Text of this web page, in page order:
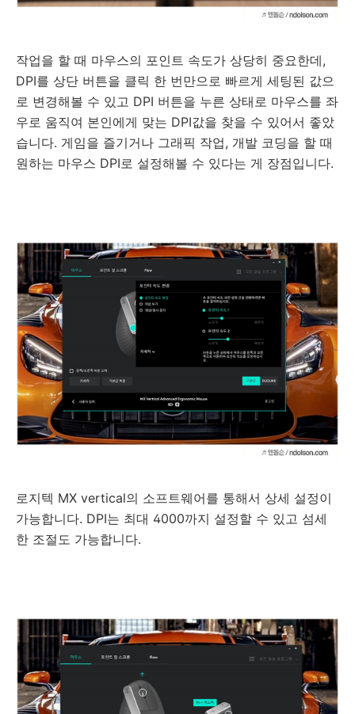
작업을 할 때 마우스의 포인트 속도가 상당히 중요한데,
DPI를 상단 버튼을 클릭 한 번만으로 빠르게 세팅된 값으
로 변경해볼 수 있고 DPI 버튼을 누른 상태로 마우스를 좌
우로 움직여 본인에게 맞는 DPI값을 찾을 수 있어서 좋았
습니다. 게임을 즐기거나 그래픽 작업, 개발 코딩을 할 때
원하는 마우스 DPI 로 설정해볼 수 있다는 게 장점입니다.
로지텍 MX vertical의 소프트웨어를 통해서 상세 설정이
가능합니다. DPI는 최대 4000까지 설정할 수 있고 섬세
한 조절도 가능합니다.